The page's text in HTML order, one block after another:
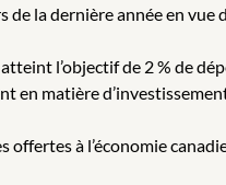
de la dernière année en vue
l’objectif de 2 % de
en matière
à l’économie